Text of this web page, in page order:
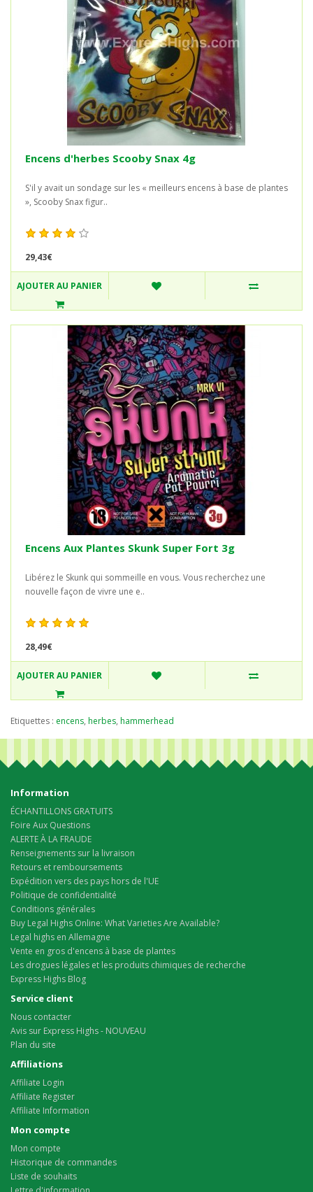
Encens d'herbes Scooby Snax 4g
S'il y avait un sondage sur les « meilleurs encens à base de plantes
», Scooby Snax figur..
29,43€
AJOUTER AU PANIER
Encens Aux Plantes Skunk Super Fort 3g
Libérez le Skunk qui sommeille en vous. Vous recherchez une
nouvelle façon de vivre une e..
28,49€
AJOUTER AU PANIER
Etiquettes : encens, herbes, hammerhead
Information
ÉCHANTILLONS GRATUITS
Foire Aux Questions
ALERTE À LA FRAUDE
Renseignements sur la livraison
Retours et remboursements
Expédition vers des pays hors de l'UE
Politique de confidentialité
Conditions générales
Buy Legal Highs Online: What Varieties Are Available?
Legal highs en Allemagne
Vente en gros d'encens à base de plantes
Les drogues légales et les produits chimiques de recherche
Express Highs Blog
Service client
Nous contacter
Avis sur Express Highs - NOUVEAU
Plan du site
Affiliations
Affiliate Login
Affiliate Register
Affiliate Information
Mon compte
Mon compte
Historique de commandes
Liste de souhaits